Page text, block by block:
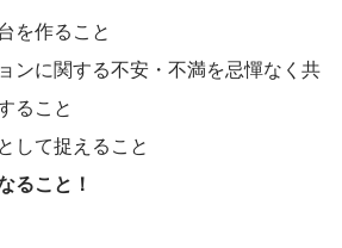
を作ること
ンに関する不安・不満を忌憚なく共
ること
して捉えること
ること！